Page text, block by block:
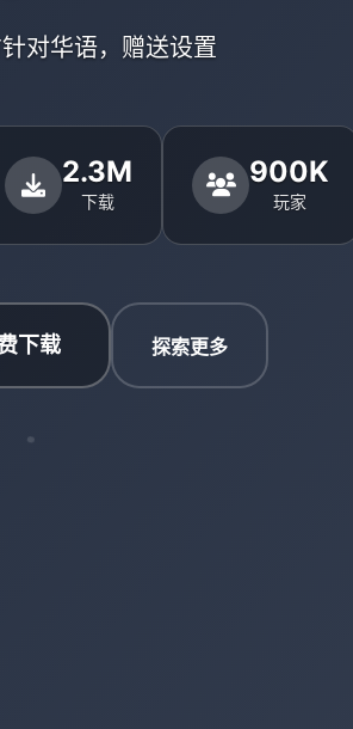
对华语，赠送设置
2.3M
下载
900K
玩家
下载 探索更多